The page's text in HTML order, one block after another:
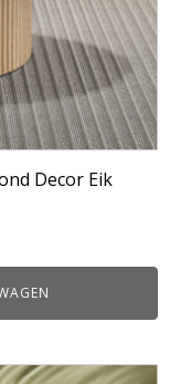
Decor Eik